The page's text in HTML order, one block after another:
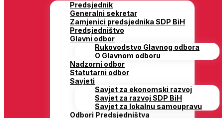
Predsjednik
Generalni sekretar
Zamjenici predsjednika SDP BiH
Predsjedništvo
Glavni odbor
Rukovodstvo Glavnog odbora
O Glavnom odboru
Nadzorni odbor
Statutarni odbor
Savjeti
Savjet za ekonomski razvoj
Savjet za razvoj SDP BiH
Savjet za lokalnu samoupravu
Odbori Predsjedništva